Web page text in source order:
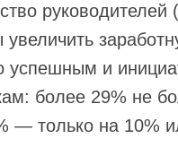
руководителей
увеличить
успешным и
более 29% не
— только на 10%